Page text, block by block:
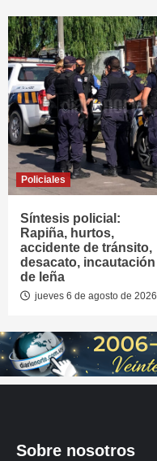
Policiales
Síntesis policial:
Rapiña, hurtos,
accidente de tránsito,
desacato, incautación
de leña
jueves 6 de agosto de 2026
Sobre nosotros